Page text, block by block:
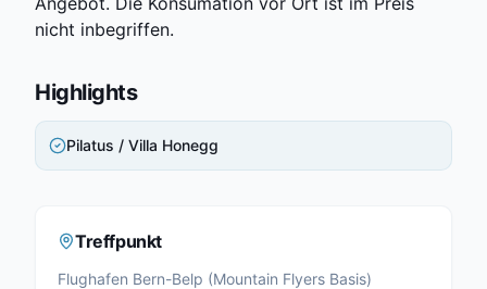
nicht inbegriffen.
Highlights
Pilatus / Villa Honegg
Treffpunkt
Flughafen Bern-Belp (Mountain Flyers Basis)